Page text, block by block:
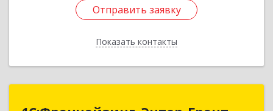
Отправить заявку
Показать контакты
Отправить заявку
Назад
1С:Франчайзинг. Энтер-Грант